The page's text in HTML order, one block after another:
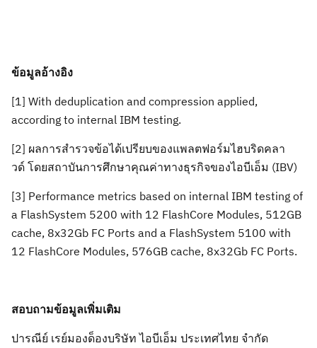
ข้อมูลอ้างอิง
[1] With deduplication and compression applied,
according to internal IBM testing.
[2] ผลการสำรวจข้อได้เปรียบของแพลตฟอร์มไฮบริดคลา
วด์ โดยสถาบันการศึกษาคุณค่าทางธุรกิจของไอบีเอ็ม (IBV)
[3] Performance metrics based on internal IBM testing of
a FlashSystem 5200 with 12 FlashCore Modules, 512GB
cache, 8x32Gb FC Ports and a FlashSystem 5100 with
12 FlashCore Modules, 576GB cache, 8x32Gb FC Ports.
สอบถามข้อมูลเพิ่มเติม
ปารณีย์ เรย์มองด็องบริษัท ไอบีเอ็ม ประเทศไทย จำกัด